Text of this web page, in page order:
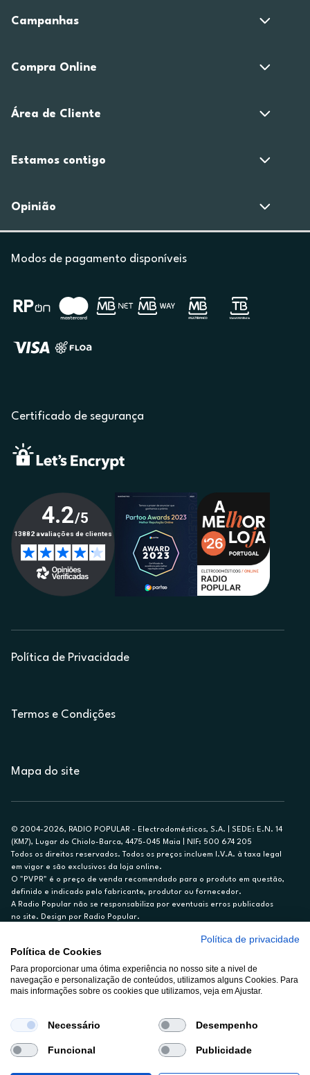
Campanhas
Compra Online
Área de Cliente
Estamos contigo
Opinião
Modos de pagamento disponíveis
Certificado de segurança
Política de Privacidade
Termos e Condições
Mapa do site
© 2004-2026, RADIO POPULAR - Electrodomésticos, S.A. | SEDE: E.N. 14
(KM7), Lugar do Chiolo-Barca, 4475-045 Maia | NIF: 500 674 205
Todos os direitos reservados. Todos os preços incluem I.V.A. à taxa legal
em vigor e são exclusivos da loja online.
O "PVPR" é o preço de venda recomendado para o produto em questão,
definido e indicado pelo fabricante, produtor ou fornecedor.
A Radio Popular não se responsabiliza por eventuais erros publicados
no site. Design por Radio Popular.
Ex. para limite de crédito de €1.500, reembolsado em 12 meses, TAN
14,79%.
Crédito sujeito a aprovação pelo Cetelem, marca BNP Paribas Personal
Finance, S.A., Sucursal em Portugal. Informe-se no 21 721 90 00 (dias
A Rádio Popular – Eletrodomésticos S.A. (Registo BdP848) atua como
intermediário de crédito a título acessório e com exclusividade (registo
BdP 2314.)
Política de privacidade
Política de Cookies
Para proporcionar uma ótima experiência no nosso site a nivel de
navegação e personalização de conteúdos, utilizamos alguns Cookies. Para
mais informações sobre os cookies que utilizamos, veja em Ajustar.
Necessário Desempenho
Funcional Publicidade